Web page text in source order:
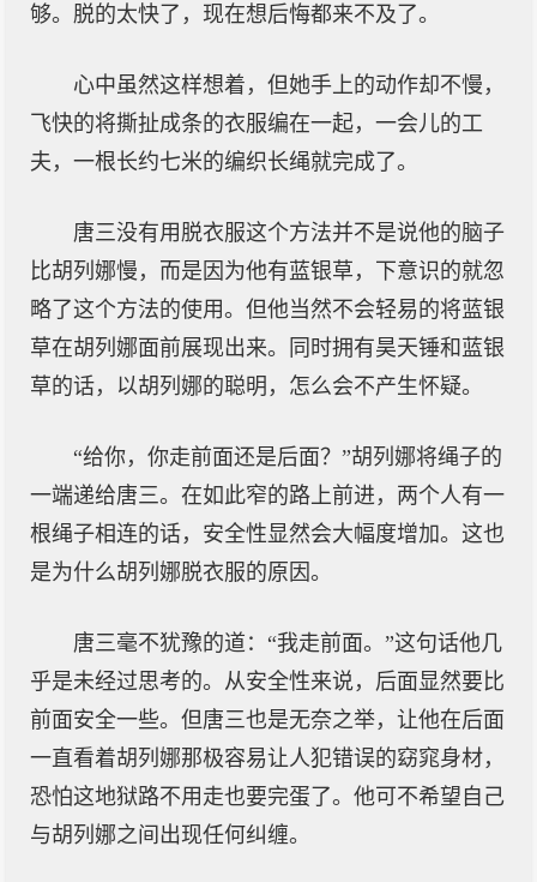
够。脱的太快了，现在想后悔都来不及了。
心中虽然这样想着，但她手上的动作却不慢，
飞快的将撕扯成条的衣服编在一起，一会儿的工
夫，一根长约七米的编织长绳就完成了。
唐三没有用脱衣服这个方法并不是说他的脑子
比胡列娜慢，而是因为他有蓝银草，下意识的就忽
略了这个方法的使用。但他当然不会轻易的将蓝银
草在胡列娜面前展现出来。同时拥有昊天锤和蓝银
草的话，以胡列娜的聪明，怎么会不产生怀疑。
“给你，你走前面还是后面？”胡列娜将绳子的
一端递给唐三。在如此窄的路上前进，两个人有一
根绳子相连的话，安全性显然会大幅度增加。这也
是为什么胡列娜脱衣服的原因。
唐三毫不犹豫的道：“我走前面。”这句话他几
乎是未经过思考的。从安全性来说，后面显然要比
前面安全一些。但唐三也是无奈之举，让他在后面
一直看着胡列娜那极容易让人犯错误的窈窕身材，
恐怕这地狱路不用走也要完蛋了。他可不希望自己
与胡列娜之间出现任何纠缠。